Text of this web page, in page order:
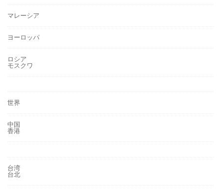
マレーシア
ヨーロッパ
ロシア
モスクワ
世界
中国
香港
台湾
台北